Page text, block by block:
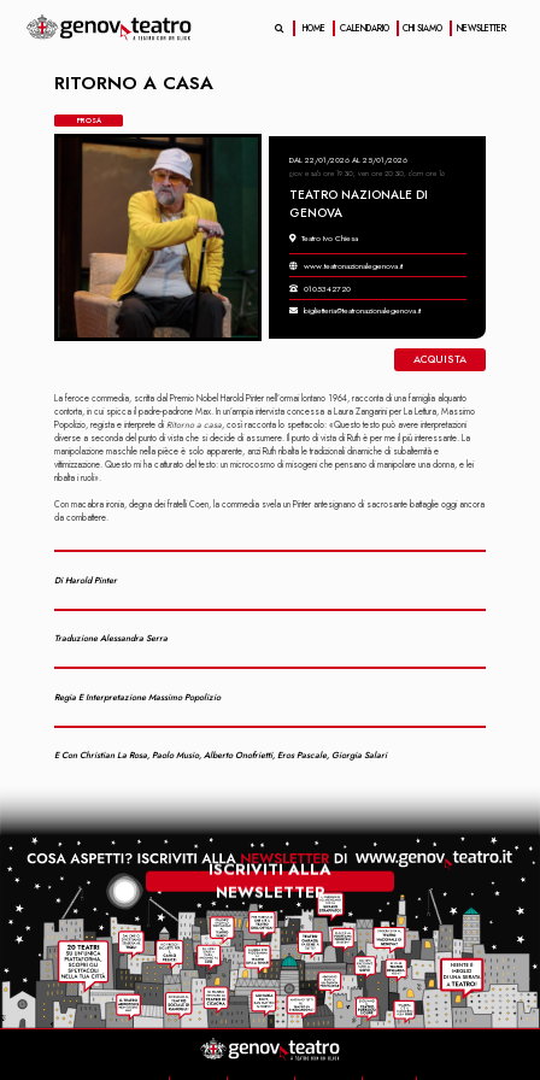
RITORNO A CASA
PROSA
DAL 22/01/2026 AL 25/01/2026
giov e sab ore 19:30; ven ore 20:30; dom ore 16
TEATRO NAZIONALE DI
GENOVA
Teatro Ivo Chiesa
www.teatronazionalegenova.it
0105342720
biglietteria@teatronazionalegenova.it
ACQUISTA
La feroce commedia, scritta dal Premio Nobel Harold Pinter nell’ormai lontano 1964, racconta di una famiglia alquanto
contorta, in cui spicca il padre-padrone Max. In un’ampia intervista concessa a Laura Zangarini per La Lettura, Massimo
Popolizio, regista e interprete diRitorno a casa, così racconta lo spettacolo: «Questo testo può avere interpretazioni
diverse a seconda del punto di vista che si decide di assumere. Il punto di vista di Ruth è per me il più interessante. La
manipolazione maschile nella pièce è solo apparente, anzi Ruth ribalta le tradizionali dinamiche di subalternità e
vittimizzazione. Questo mi ha catturato del testo: un microcosmo di misogeni che pensano di manipolare una donna, e lei
ribalta i ruoli».
Con macabra ironia, degna dei fratelli Coen, la commedia svela un Pinter antesignano di sacrosante battaglie oggi ancora
da combattere.
Di Harold Pinter
Traduzione Alessandra Serra
Regia E Interpretazione Massimo Popolizio
E Con Christian La Rosa, Paolo Musio, Alberto Onofrietti, Eros Pascale, Giorgia Salari
ISCRIVITI ALLA
NEWSLETTER
HOME CALENDARIO CHI SIAMO NEWSLETTER